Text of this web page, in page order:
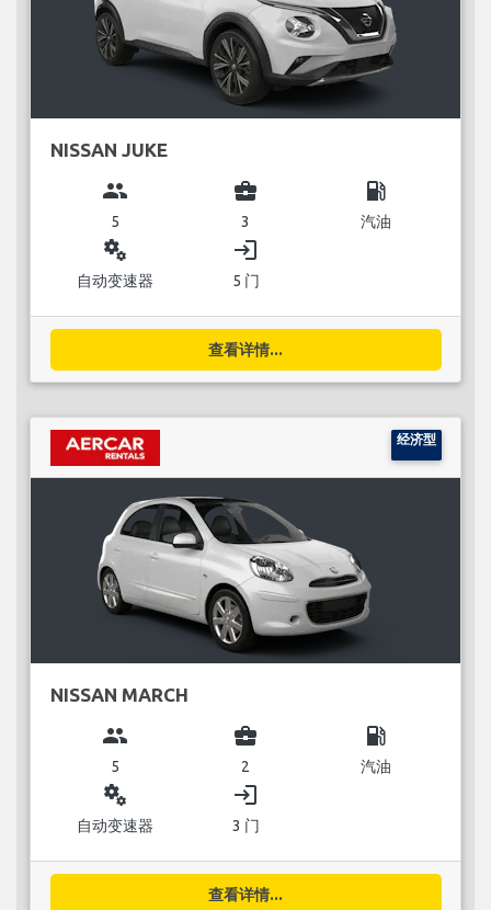
NISSAN JUKE
group
5
business_center
3
local_gas_station
汽油
miscellaneous_services
自动变速器
login
5 门
查看详情...
经济型
NISSAN MARCH
group
5
business_center
2
local_gas_station
汽油
miscellaneous_services
自动变速器
login
3 门
查看详情...